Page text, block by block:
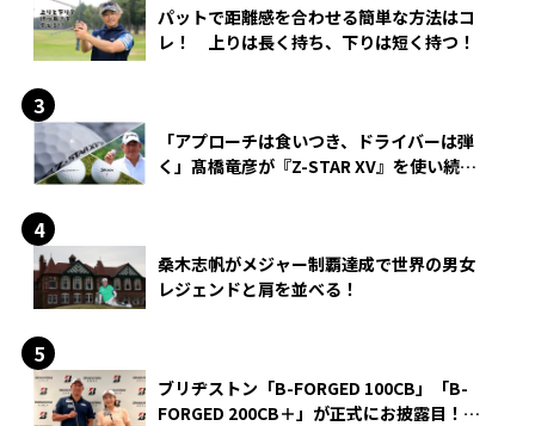
パットで距離感を合わせる簡単な方法はコ
レ！ 上りは長く持ち、下りは短く持つ！
「アプローチは食いつき、ドライバーは弾
く」髙橋竜彦が『Z-STAR XV』を使い続け
桑木志帆がメジャー制覇達成で世界の男女
レジェンドと肩を並べる！
ブリヂストン「B-FORGED 100CB」「B-
FORGED 200CB＋」が正式にお披露目！